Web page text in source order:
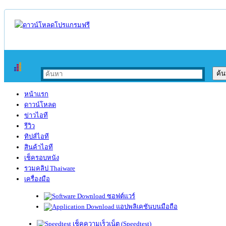
หน้าแรก
ดาวน์โหลด
ข่าวไอที
รีวิว
ทิปส์ไอที
สินค้าไอที
เช็ครอบหนัง
รวมคลิป Thaiware
เครื่องมือ
ซอฟต์แวร์
แอปพลิเคชันบนมือถือ
เช็คความเร็วเน็ต (Speedtest)